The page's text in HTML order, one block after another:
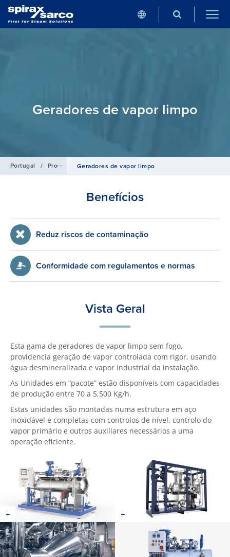
Geradores de vapor limpo
Portugal / Produtos / Soluções em Troca Térmica
Geradores de vapor limpo
Benefícios
Reduz riscos de contaminação
Conformidade com regulamentos e normas
Vista Geral
Esta gama de geradores de vapor limpo sem fogo,
providencia geração de vapor controlada com rigor, usando
água desmineralizada e vapor industrial da instalação.
As Unidades em “pacote” estão disponíveis com capacidades
de produção entre 70 a 5,500 Kg/h.
Estas unidades são montadas numa estrutura em aço
inoxidável e completas com controlos de nível, controlo do
vapor primário e outros auxiliares necessários a uma
operação eficiente.